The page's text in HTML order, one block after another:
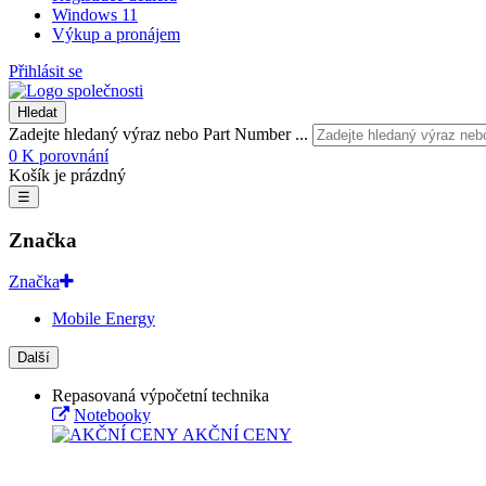
Windows 11
Výkup a pronájem
Přihlásit se
Hledat
Zadejte hledaný výraz nebo Part Number ...
0 K porovnání
Košík je prázdný
☰
Značka
Značka
Mobile Energy
Další
Repasovaná výpočetní technika
Notebooky
AKČNÍ CENY